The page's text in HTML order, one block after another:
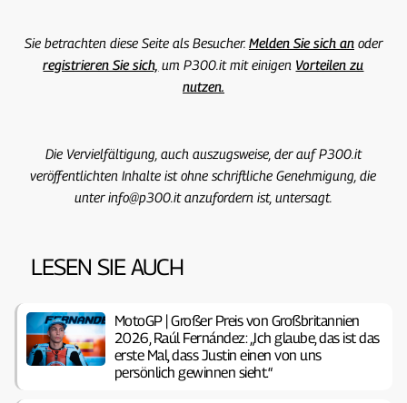
Sie betrachten diese Seite als Besucher. Melden Sie sich anoder
registrieren Sie sich, um P300.it mit einigen Vorteilen zu
nutzen.
Die Vervielfältigung, auch auszugsweise, der auf P300.it
veröffentlichten Inhalte ist ohne schriftliche Genehmigung, die
unter info@p300.it anzufordern ist, untersagt.
LESEN SIE AUCH
MotoGP | Großer Preis von Großbritannien
2026, Raúl Fernández: „Ich glaube, das ist das
erste Mal, dass Justin einen von uns
persönlich gewinnen sieht.“